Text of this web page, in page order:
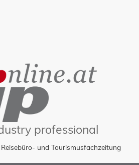
professional
und Tourismusfachzeitung